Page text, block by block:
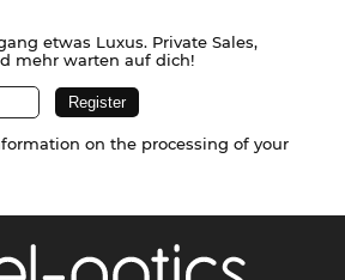
etwas Luxus. Private Sales,
mehr warten auf dich!
on the processing of your